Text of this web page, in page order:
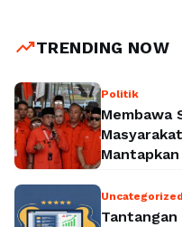
trending_upTRENDING NOW
Politik
Membawa
Uncategorized
Tantangan